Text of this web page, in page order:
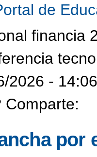
de
financia
2026 - 14:06
Comparte:
por